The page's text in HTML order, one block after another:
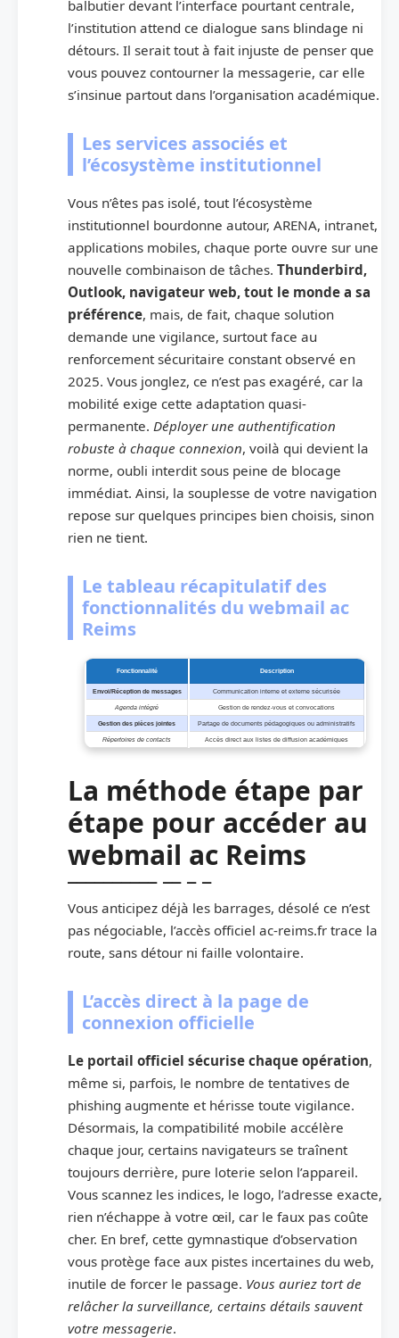
balbutier devant l’interface pourtant centrale,
l’institution attend ce dialogue sans blindage ni
détours. Il serait tout à fait injuste de penser que
vous pouvez contourner la messagerie, car elle
s’insinue partout dans l’organisation académique.
Les services associés et
l’écosystème institutionnel
Vous n’êtes pas isolé, tout l’écosystème
institutionnel bourdonne autour, ARENA, intranet,
applications mobiles, chaque porte ouvre sur une
nouvelle combinaison de tâches. Thunderbird,
Outlook, navigateur web, tout le monde a sa
préférence, mais, de fait, chaque solution
demande une vigilance, surtout face au
renforcement sécuritaire constant observé en
2025. Vous jonglez, ce n’est pas exagéré, car la
mobilité exige cette adaptation quasi-
permanente. Déployer une authentification
robuste à chaque connexion, voilà qui devient la
norme, oubli interdit sous peine de blocage
immédiat. Ainsi, la souplesse de votre navigation
repose sur quelques principes bien choisis, sinon
rien ne tient.
Le tableau récapitulatif des
fonctionnalités du webmail ac
Reims
Fonctionnalité Description
Envoi/Réception de messages Communication interne et externe sécurisée
Agenda intégré Gestion de rendez-vous et convocations
Gestion des pièces jointes Partage de documents pédagogiques ou administratifs
Répertoires de contacts Accès direct aux listes de diffusion académiques
La méthode étape par
étape pour accéder au
webmail ac Reims
Vous anticipez déjà les barrages, désolé ce n’est
pas négociable, l’accès officiel ac-reims.fr trace la
route, sans détour ni faille volontaire.
L’accès direct à la page de
connexion officielle
Le portail officiel sécurise chaque opération,
même si, parfois, le nombre de tentatives de
phishing augmente et hérisse toute vigilance.
Désormais, la compatibilité mobile accélère
chaque jour, certains navigateurs se traînent
toujours derrière, pure loterie selon l’appareil.
Vous scannez les indices, le logo, l’adresse exacte,
rien n’échappe à votre œil, car le faux pas coûte
cher. En bref, cette gymnastique d’observation
vous protège face aux pistes incertaines du web,
inutile de forcer le passage. Vous auriez tort de
relâcher la surveillance, certains détails sauvent
votre messagerie.